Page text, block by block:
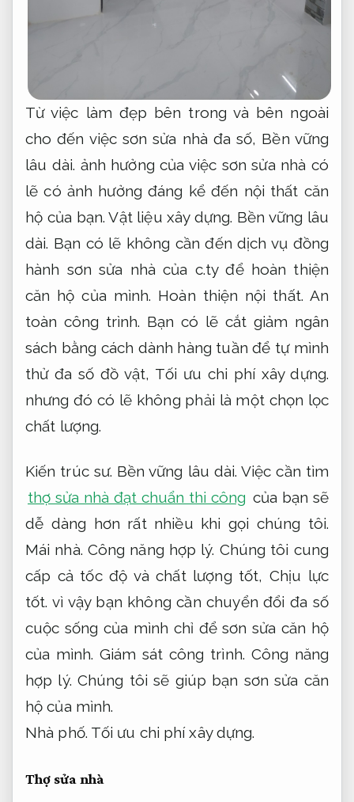
Từ việc làm đẹp bên trong và bên ngoài
cho đến việc sơn sửa nhà đa số, Bền vững
lâu dài. ảnh hưởng của việc sơn sửa nhà có
lẽ có ảnh hưởng đáng kể đến nội thất căn
hộ của bạn.Vật liệu xây dựng. Bền vững lâu
dài. Bạn có lẽ không cần đến dịch vụ đồng
hành sơn sửa nhà của c.ty để hoàn thiện
căn hộ của mình. Hoàn thiện nội thất. An
toàn công trình. Bạn có lẽ cắt giảm ngân
sách bằng cách dành hàng tuần để tự mình
thử đa số đồ vật, Tối ưu chi phí xây dựng.
nhưng đó có lẽ không phải là một chọn lọc
chất lượng.
Kiến trúc sư. Bền vững lâu dài. Việc cần tìm
thợ sửa nhà đạt chuẩn thi công của bạn sẽ
dễ dàng hơn rất nhiều khi gọi chúng tôi.
Mái nhà. Công năng hợp lý. Chúng tôi cung
cấp cả tốc độ và chất lượng tốt, Chịu lực
tốt. vì vậy bạn không cần chuyển đổi đa số
cuộc sống của mình chỉ để sơn sửa căn hộ
của mình.Giám sát công trình. Công năng
hợp lý. Chúng tôi sẽ giúp bạn sơn sửa căn
hộ của mình.
Nhà phố. Tối ưu chi phí xây dựng.
Thợ sửa nhà